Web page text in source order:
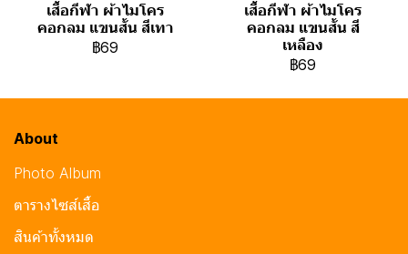
เสื้อกีฬา ผ้าไมโคร
คอกลม แขนสั้น สีเทา
฿69
เสื้อกีฬา ผ้าไมโคร
คอกลม แขนสั้น สี
เหลือง
฿69
About
Photo Album
ตารางไซส์เสื้อ
สินค้าทั้งหมด